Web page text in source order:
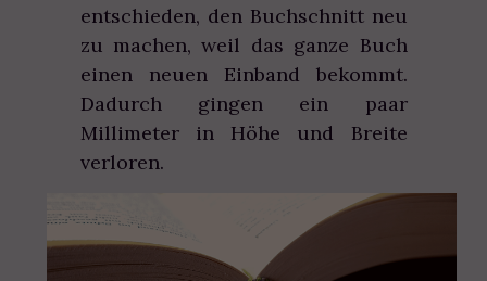
entschieden, den Buchschnitt neu
zu machen, weil das ganze Buch
einen neuen Einband bekommt.
Dadurch gingen ein paar
Millimeter in Höhe und Breite
verloren.